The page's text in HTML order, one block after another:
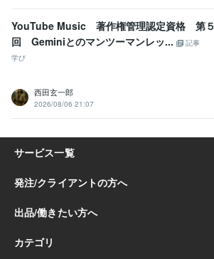
YouTube Music 著作権管理認定資格 第５
回 Geminiとのマンツーマンレッ...
記事
学び
西田玄一郎
2026/08/06 21:07